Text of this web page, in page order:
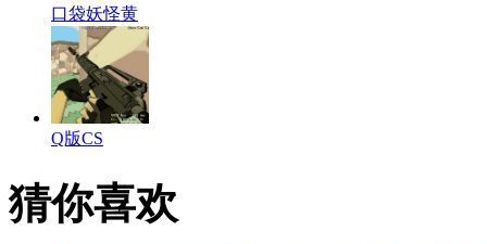
口袋妖怪黄
Q版CS
猜你喜欢